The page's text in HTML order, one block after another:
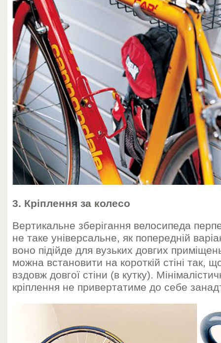
3. Кріплення за колесо
Вертикальне зберігання велосипеда
не таке універсальне, як попередній
воно підійде для вузьких довгих
можна встановити на короткій стіні так,
вздовж довгої стіни (в кутку).
кріплення не привертатиме до себе